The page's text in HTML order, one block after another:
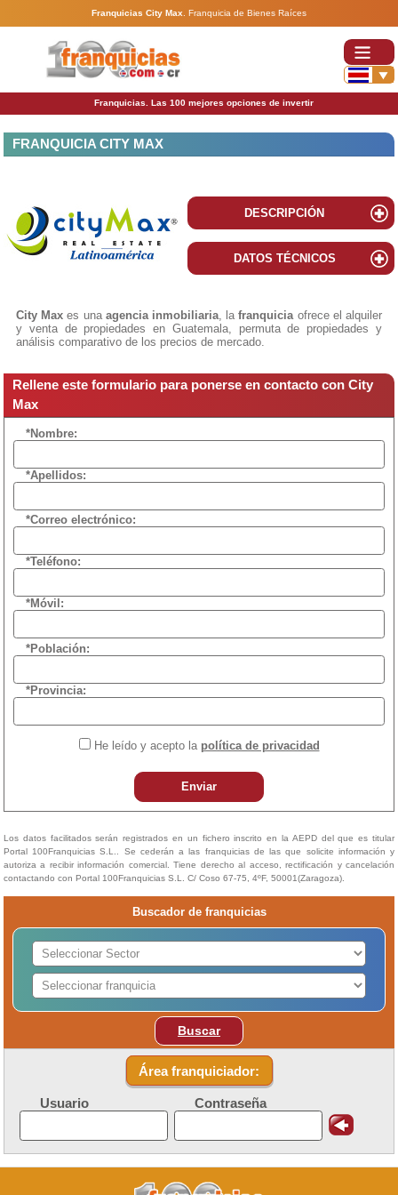
Franquicias City Max Franquicia de Bienes Raíces
Franquicias. Las 100 mejores opciones de invertir
FRANQUICIA CITY MAX
DESCRIPCIÓN
DATOS TÉCNICOS
City Max es una agencia inmobiliaria , lafranquicia ofrece el alquiler
y venta de propiedades en Guatemala, permuta de propiedades y
análisis comparativo de los precios de mercado.
Rellene este formulario para ponerse en contacto con City
Max
*Nombre:
*Apellidos:
*Correo electrónico:
*Teléfono:
*Móvil:
*Población:
*Provincia:
He leído y acepto la política de privacidad
Enviar
Los datos facilitados serán registrados en un fichero inscrito en la AEPD del que es titular
Portal 100Franquicias S.L.. Se cederán a las franquicias de las que solicite información y
autoriza a recibir información comercial. Tiene derecho al acceso, rectificación y cancelación
contactando con Portal 100Franquicias S.L. C/ Coso 67-75, 4ºF, 50001(Zaragoza).
Buscador de franquicias
Buscar
Área franquiciador:
Usuario Contraseña